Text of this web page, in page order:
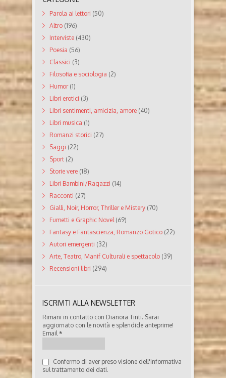
Parola ai lettori (50)
Altro (196)
Interviste (430)
Poesia (56)
Classici (3)
Filosofia e sociologia (2)
Humor(1)
Libri erotici (3)
Libri sentimenti, amicizia, amore (40)
Libri musica (1)
Romanzi storici (27)
Saggi (22)
Sport (2)
Storie vere (18)
Libri Bambini/Ragazzi (14)
Racconti (27)
Gialli, Noir, Horror, Thriller e Mistery (70)
Fumetti e Graphic Novel(69)
Fantasy e Fantascienza, Romanzo Gotico (22)
Autori emergenti (32)
Arte, Teatro, Manif Culturali e spettacolo (39)
Recensioni libri (294)
ISCRIVITI ALLA NEWSLETTER
Rimani in contatto con Dianora Tinti. Sarai
aggiornato con le novità e splendide anteprime!
Email*
Confermo di aver preso visione dell'informativa
sul trattamento dei dati.